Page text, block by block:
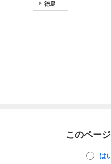
徳島
このペー
は